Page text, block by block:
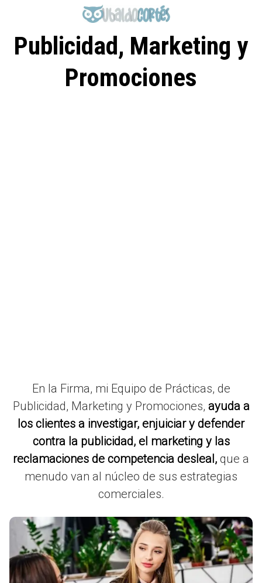
contenido
Publicidad, Marketing y
Promociones
En la Firma, mi Equipo de Prácticas, de
Publicidad, Marketing y Promociones, ayuda a
los clientes a investigar, enjuiciar y defender
contra la publicidad, el marketing y las
reclamaciones de competencia desleal, que a
menudo van al núcleo de sus estrategias
comerciales.